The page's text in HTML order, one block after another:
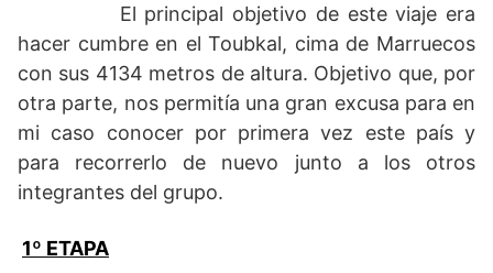
El principal objetivo de este viaje era
hacer cumbre en el Toubkal, cima de Marruecos
con sus 4134 metros de altura. Objetivo que, por
otra parte, nos permitía una gran excusa para en
mi caso conocer por primera vez este país y
para recorrerlo de nuevo junto a los otros
integrantes del grupo.
1º ETAPA